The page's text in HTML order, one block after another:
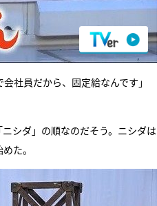
社員だから、固定給なんです」
シダ」の順なのだそう。ニシダは
た。